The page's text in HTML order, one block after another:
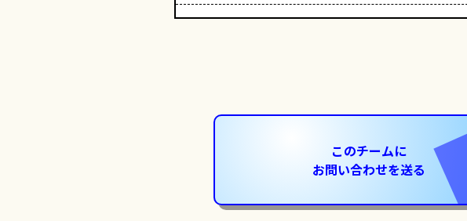
このチームに
お問い合わせを送る